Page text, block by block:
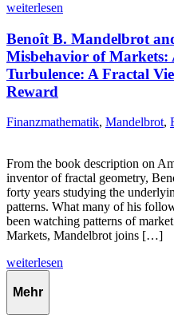
weiterlesen
Benoît B. Mandelbrot
Misbehavior of Markets:
Turbulence: A Fractal
Reward
Finanzmathematik, Mandelbrot,
From the book description on
inventor of fractal geometry,
forty years studying the
patterns. What many of his
been watching patterns of
Markets, Mandelbrot joins […]
weiterlesen
Mehr